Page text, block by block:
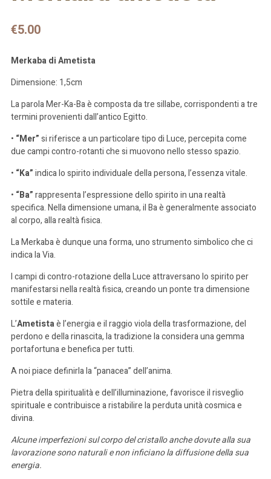
€5.00
Merkaba di Ametista
Dimensione: 1,5cm
La parola Mer-Ka-Ba è composta da tre sillabe, corrispondenti a tre
termini provenienti dall’antico Egitto.
• “Mer”si riferisce a un particolare tipo di Luce, percepita come
due campi contro-rotanti che si muovono nello stesso spazio.
• “Ka”indica lo spirito individuale della persona, l’essenza vitale.
• “Ba”rappresenta l’espressione dello spirito in una realtà
specifica. Nella dimensione umana, il Ba è generalmente associato
al corpo, alla realtà fisica.
La Merkaba è dunque una forma, uno strumento simbolico che ci
indica la Via.
I campi di contro-rotazione della Luce attraversano lo spirito per
manifestarsi nella realtà fisica, creando un ponte tra dimensione
sottile e materia.
L’Ametistaè l’energia e il raggio viola della trasformazione, del
perdono e della rinascita, la tradizione la considera una gemma
portafortuna e benefica per tutti.
A noi piace definirla la “panacea” dell’anima.
Pietra della spiritualità e dell’illuminazione, favorisce il risveglio
spirituale e contribuisce a ristabilire la perduta unità cosmica e
divina.
Alcune imperfezioni sul corpo del cristallo anche dovute alla sua
lavorazione sono naturali e non inficiano la diffusione della sua
energia.